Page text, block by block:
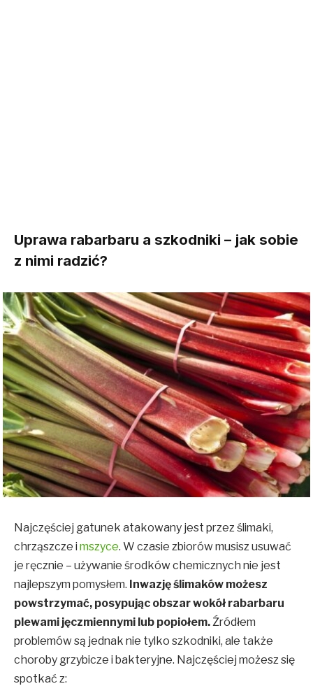
Uprawa rabarbaru a szkodniki – jak sobie
z nimi radzić?
Najczęściej gatunek atakowany jest przez ślimaki,
chrząszcze i mszyce. W czasie zbiorów musisz usuwać
je ręcznie – używanie środków chemicznych nie jest
najlepszym pomysłem. Inwazję ślimaków możesz
powstrzymać, posypując obszar wokół rabarbaru
plewami jęczmiennymi lub popiołem. Źródłem
problemów są jednak nie tylko szkodniki, ale także
choroby grzybicze i bakteryjne. Najczęściej możesz się
spotkać z: